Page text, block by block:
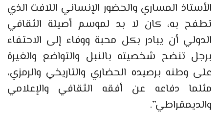
الأستاذ المساري والحضور الإنساني اللافت الذي
تطفح به، كان لا بد لموسم أصيلة الثقافي
الدولي أن يبادر بكل محبة ووفاء إلى الاحتفاء
برجل تنضح شخصيته بالنبل والتواضع والغيرة
على وطنه برصيده الحضاري والتاريخي والرمزي،
مثلما دفاعه عن أفقه الثقافي والإعلامي
والديمقراطي”.